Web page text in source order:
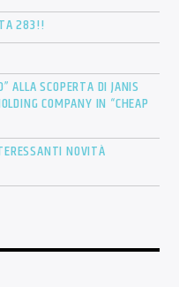
283!!
ALLA SCOPERTA DI JANIS
COMPANY IN “CHEAP
NOVITÀ